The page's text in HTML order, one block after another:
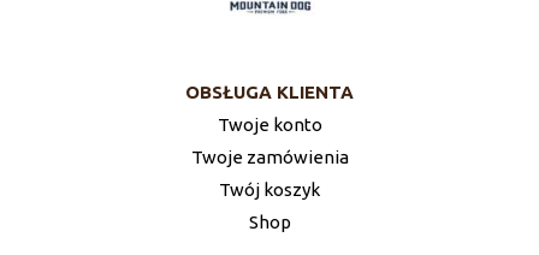
OBSŁUGA KLIENTA
Twoje konto
Twoje zamówienia
Twój koszyk
Shop